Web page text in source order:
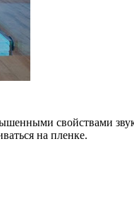
свойствами
на пленке.